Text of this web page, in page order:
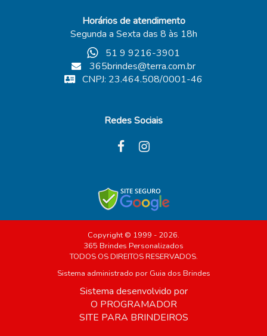
Horários de atendimento
Segunda a Sexta das 8 às 18h
51 9 9216-3901
365brindes@terra.com.br
CNPJ: 23.464.508/0001-46
Redes Sociais
Copyright © 1999 - 2026.
365 Brindes Personalizados
TODOS OS DIREITOS RESERVADOS.
Sistema administrado por Guia dos Brindes
Sistema desenvolvido por
O PROGRAMADOR
SITE PARA BRINDEIROS